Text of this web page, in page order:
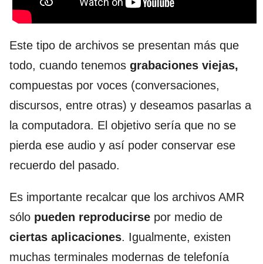
Este tipo de archivos se presentan más que
todo, cuando tenemos grabaciones viejas,
compuestas por voces (conversaciones,
discursos, entre otras) y deseamos pasarlas a
la computadora. El objetivo sería que no se
pierda ese audio y así poder conservar ese
recuerdo del pasado.
Es importante recalcar que los archivos AMR
sólo pueden reproducirse por medio de
ciertas aplicaciones. Igualmente, existen
muchas terminales modernas de telefonía